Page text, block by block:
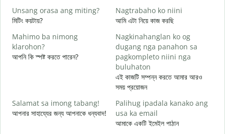
Unsang orasa ang miting?
মিটিং কয়টায়?
Nagtrabaho ko niini
আমি এটা নিয়ে কাজ করছি
Mahimo ba nimong
klarohon?
আপনি কি স্পষ্ট করতে পারেন?
Nagkinahanglan ko og
dugang nga panahon sa
pagkompleto niini nga
buluhaton
এই কাজটি সম্পন্ন করতে আমার আরও
সময় প্রয়োজন
Salamat sa imong tabang!
আপনার সাহায্যের জন্য আপনাকে ধন্যবাদ!
Palihug ipadala kanako ang
usa ka email
আমাকে একটি ইমেইল পাঠান